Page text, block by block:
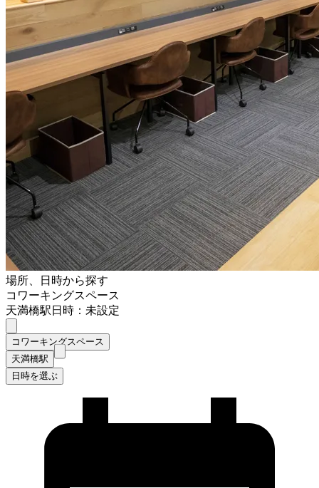
場所、日時から探す
コワーキングスペース
天満橋駅日時：未設定
コワーキングスペース
天満橋駅
日時を選ぶ